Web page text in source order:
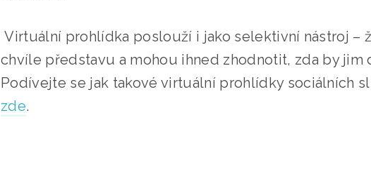
Virtuální prohlídka poslouží i jako selektivní nástroj –
chvíle představu a mohou ihned zhodnotit, zda by jim
Podívejte se jak takové virtuální prohlídky sociálních
zde.